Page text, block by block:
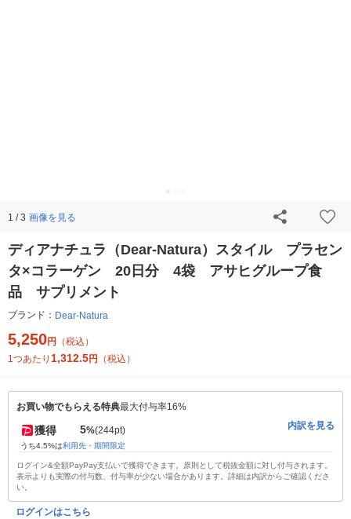
1 / 3 画像を見る
ディアナチュラ（Dear-Natura）スタイル プラセン
タ×コラーゲン 20日分 4袋 アサヒグループ食
品 サプリメント
ブランド： Dear-Natura
5,250円
（税込）
1つあたり 1,312.5円 （税込）
お買い物でもらえる特典最大付与率16%
獲得 5%(244pt)
うち4.5%は利用先・期間限定
内訳を見る
ログイン&全額PayPay支払いで獲得できます。原則として税抜金額に対し付与されます。
表示よりも実際の付与数、付与率が少ない場合があります。詳細は内訳からご確認くださ
い。
ログインはこちら